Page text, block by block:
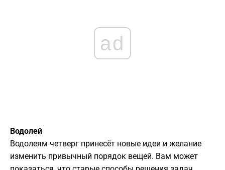
ad
Водолей
Водолеям четверг принесёт новые идеи и желание
изменить привычный порядок вещей. Вам может